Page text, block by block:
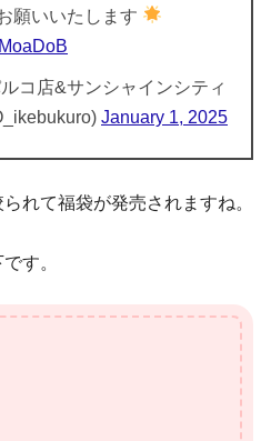
願いいたします
コ店&サンシャインシティ
January 1, 2025
れて福袋が発売されますね。
す。